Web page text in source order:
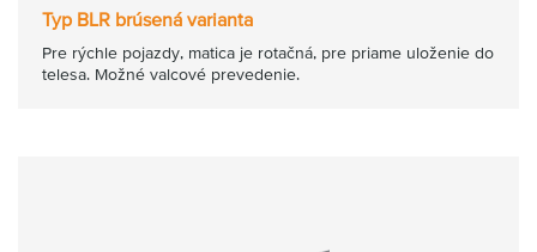
Typ BLR brúsená varianta
Pre rýchle pojazdy, matica je rotačná, pre priame uloženie do
telesa. Možné valcové prevedenie.